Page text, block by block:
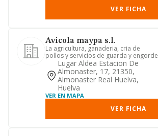
VER FICHA
Avicola maypa s.l.
La agricultura, ganaderia, cria de
pollos y servicios de guarda y engorde
Lugar Aldea Estacion De
Almonaster, 17, 21350,
Almonaster Real Huelva,
Huelva
VER EN MAPA
VER FICHA